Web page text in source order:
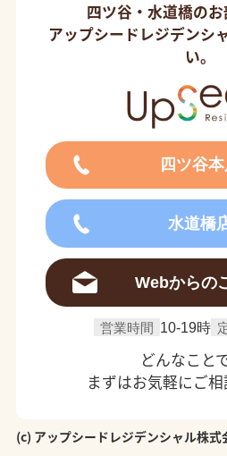
四ツ谷・水道橋の
アップシードレジデンシ
い。
四ツ谷
水道橋
Webからの
営業時間 10-19時
どんなことで
まずはお気軽にご相
(c) アップシードレジデンシャル株